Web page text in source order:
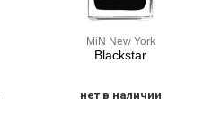
MiN New York
Blackstar
нет в наличии